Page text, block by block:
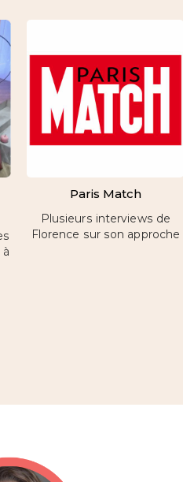
à
Paris Match
Plusieurs interviews de
Florence sur son approche